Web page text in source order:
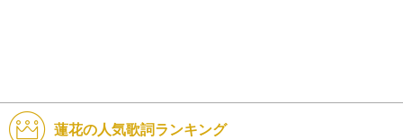
蓮花の人気歌詞ランキング